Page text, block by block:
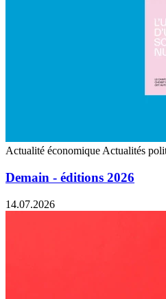
Actualité économique Actualités
Demain - éditions 2026
14.07.2026